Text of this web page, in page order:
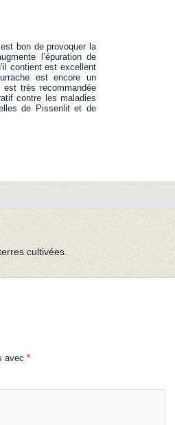
bon de provoquer la
l’épuration de
contient est excellent
est encore un
est très recommandée
contre les maladies
de Pissenlit et de
cultivées.
avec *